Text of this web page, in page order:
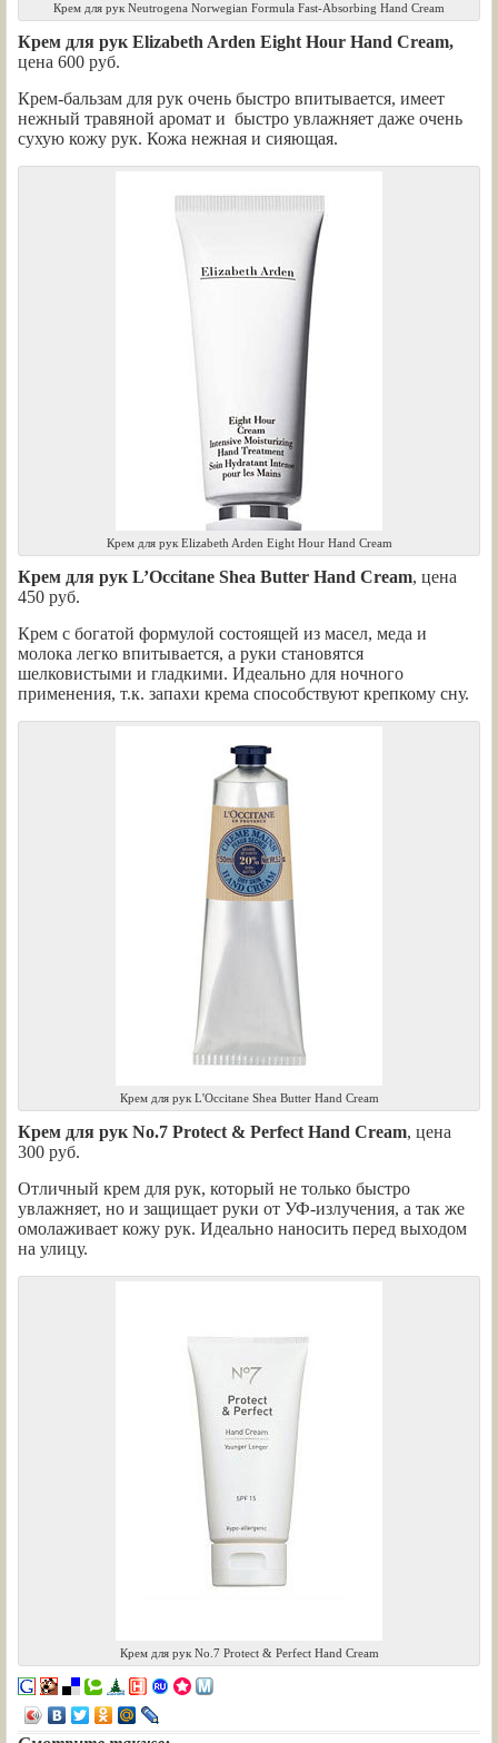
Крем для рук Neutrogena Norwegian Formula Fast-Absorbing Hand Cream
Крем для рук Elizabeth Arden Eight Hour Hand Cream,
цена 600 руб.
Крем-бальзам для рук очень быстро впитывается, имеет
нежный травяной аромат и быстро увлажняет даже очень
сухую кожу рук. Кожа нежная и сияющая.
Крем для рук Elizabeth Arden Eight Hour Hand Cream
Крем для рук L’Occitane Shea Butter Hand Cream, цена
450 руб.
Крем с богатой формулой состоящей из масел, меда и
молока легко впитывается, а руки становятся
шелковистыми и гладкими. Идеально для ночного
применения, т.к. запахи крема способствуют крепкому сну.
Крем для рук L'Occitane Shea Butter Hand Cream
Крем для рук No.7 Protect & Perfect Hand Cream, цена
300 руб.
Отличный крем для рук, который не только быстро
увлажняет, но и защищает руки от УФ-излучения, а так же
омолаживает кожу рук. Идеально наносить перед выходом
на улицу.
Крем для рук No.7 Protect & Perfect Hand Cream